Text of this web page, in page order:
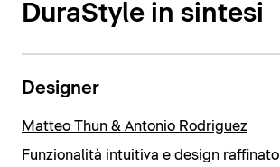
DuraStyle in sintesi
Designer
Matteo Thun & Antonio Rodriguez
Funzionalità intuitiva e design raffinato